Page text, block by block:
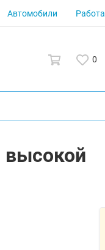
Автомобили Работа
0
высокой